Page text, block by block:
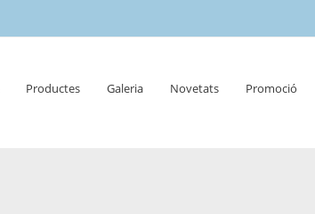
Productes Galeria Novetats Promoció